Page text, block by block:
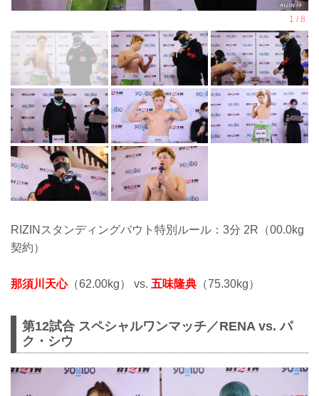
RIZINスタンディングバウト特別ルール：3分 2R（00.0kg
契約）
那須川天心（62.00kg） vs. 五味隆典 （75.30kg）
第12試合 スペシャルワンマッチ／RENA vs. パ
ク・シウ